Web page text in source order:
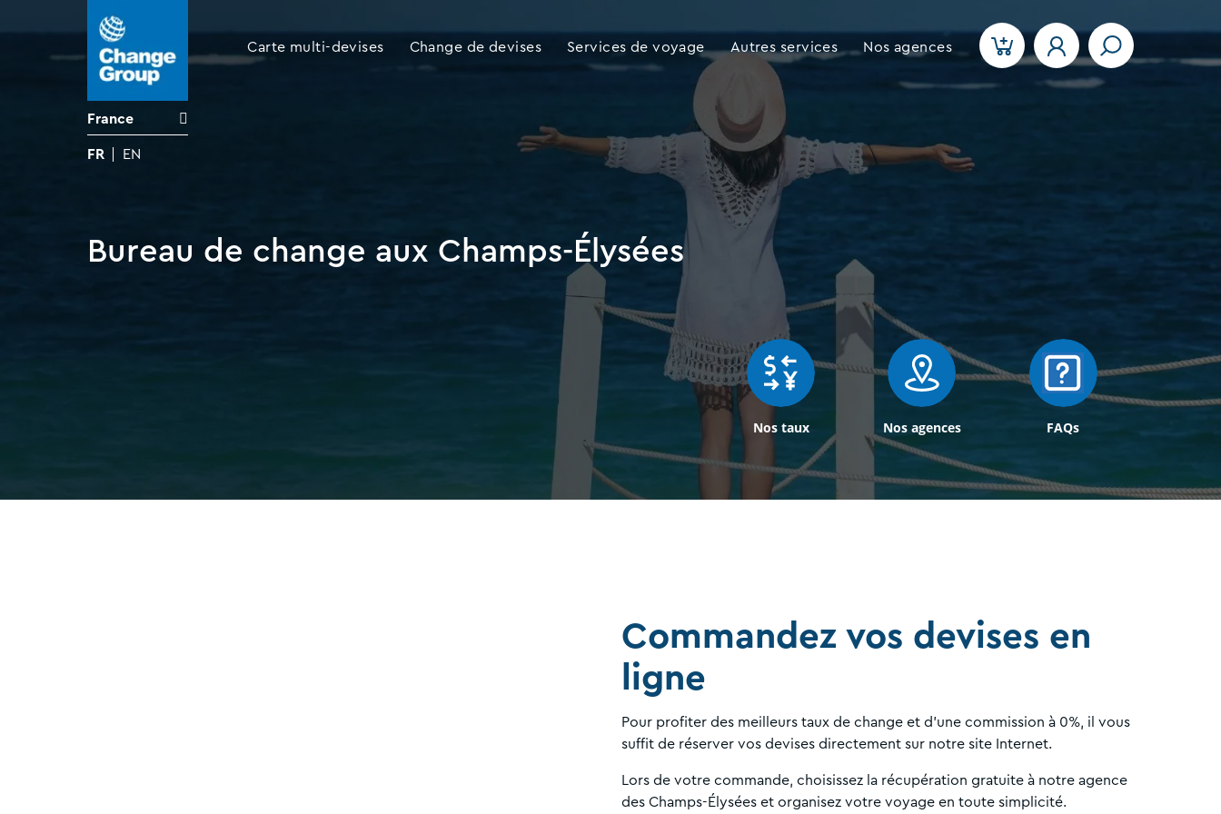
France
FR EN
Carte multi-devises Change de devises Services de voyage Autres services Nos agences
Bureau de change aux Champs-Élysées
Nos taux Nos agences FAQs
Commandez vos devises en
ligne
Pour profiter des meilleurs taux de change et d'une commission à 0%, il vous
suffit de réserver vos devises directement sur notre site Internet.
Lors de votre commande, choisissez la récupération gratuite à notre agence
des Champs-Élysées et organisez votre voyage en toute simplicité.